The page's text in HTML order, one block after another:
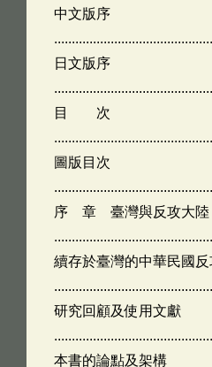
中文版序
日文版序
目 次
圖版目次
序 章 臺灣與反攻大陸
續存於臺灣的中華民國反
研究回顧及使用文獻
本書的論點及架構